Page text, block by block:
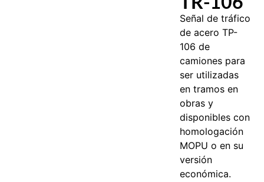
Señal de tráfico
de acero TP-
106 de
camiones para
ser utilizadas
en tramos en
obras y
disponibles con
homologación
MOPU o en su
versión
económica.